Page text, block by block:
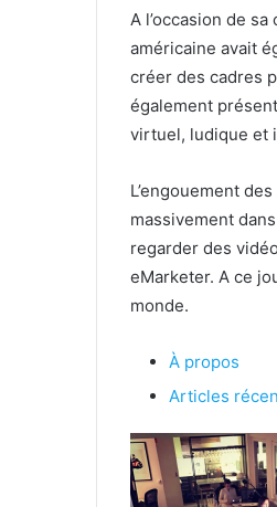
A l’occasion de
américaine avait
créer des cadres
également
virtuel, ludique et
L’engouement
massivement
regarder des
eMarketer. A ce
monde.
À propos
Articles